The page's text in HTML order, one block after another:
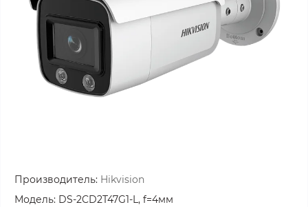
Производитель: Hikvision
Модель: DS-2CD2T47G1-L, f=4мм